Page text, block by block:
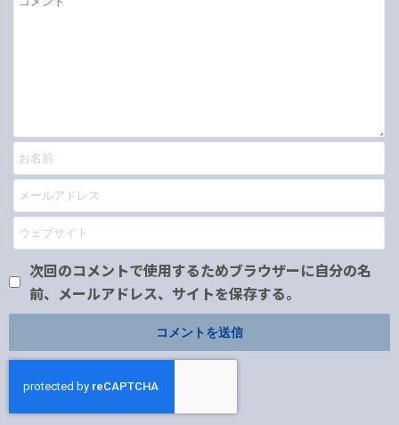
次回のコメントで使用するためブラウザーに自分の名
前、メールアドレス、サイトを保存する。